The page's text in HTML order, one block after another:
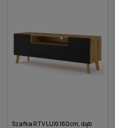
Szafka RTV LUXI 160cm, dąb